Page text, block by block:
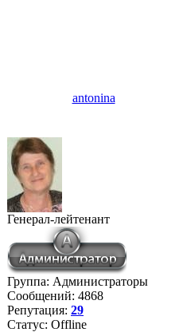
antonina
Генерал-лейтенант
Группа: Администраторы
Сообщений: 4868
Репутация: 29
Статус: Offline